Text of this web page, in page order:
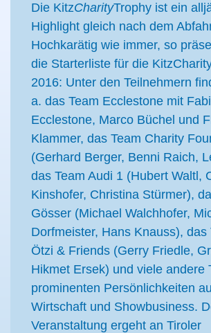
Die KitzCharityTrophy ist ein
Highlight gleich nach dem
Hochkarätig wie immer, so
die Starterliste für die
2016: Unter den Teilnehmern
a. das Team Ecclestone mit
Ecclestone, Marco Büchel und
Klammer, das Team Charity
(Gerhard Berger, Benni Raich,
das Team Audi 1 (Hubert Waltl,
Kinshofer, Christina Stürmer),
Gösser (Michael Walchhofer,
Dorfmeister, Hans Knauss),
Ötzi & Friends (Gerry Friedle,
Hikmet Ersek) und viele andere
prominenten Persönlichkeiten
Wirtschaft und Showbusiness.
Veranstaltung ergeht an Tiroler